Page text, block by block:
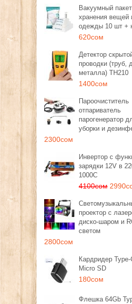
Вакуумный
хранения вещей
одежды 10 шт +
620сом
Детектор
проводки (труб,
металла) TH210
1400сом
Пароочиститель
отпариватель
парогенератор
уборки и
2300сом
Инвертор с
зарядки 12V в
1000C
4100сом
проектор с
диско-шаром и
светом
2800сом
Кардридер
Micro SD
180сом
Флешка 64Gb